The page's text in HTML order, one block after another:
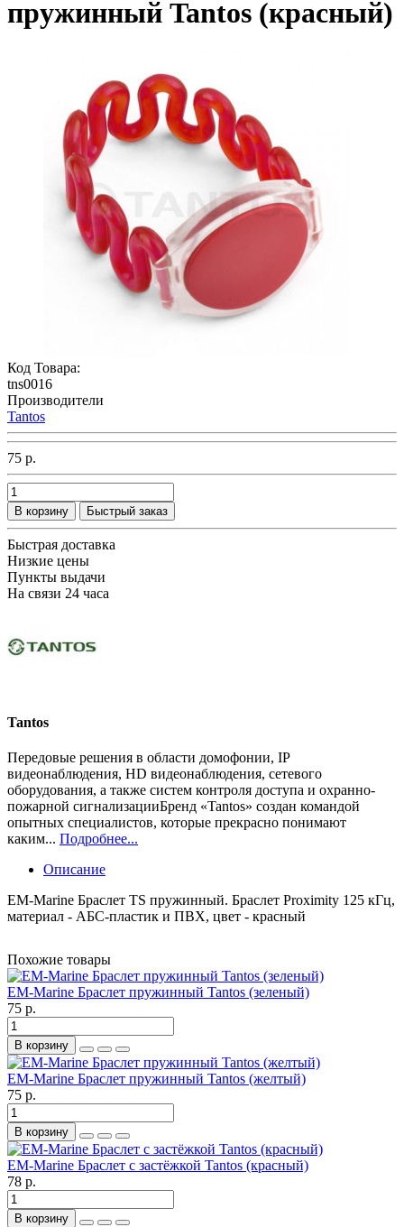
пружинный Tantos (красный)
Код Товара:
tns0016
Производители
Tantos
75 р.
В корзину Быстрый заказ
Быстрая доставка
Низкие цены
Пункты выдачи
На связи 24 часа
Tantos
Передовые решения в области домофонии, IP
видеонаблюдения, HD видеонаблюдения, сетевого
оборудования, а также систем контроля доступа и охранно-
пожарной сигнализацииБренд «Tantos» создан командой
опытных специалистов, которые прекрасно понимают
каким... Подробнее...
Описание
EM-Marine Браслет TS пружинный. Браслет Proximity 125 кГц,
материал - АБС-пластик и ПВХ, цвет - красный
Похожие товары
EM-Marine Браслет пружинный Tantos (зеленый)
75 р.
В корзину
EM-Marine Браслет пружинный Tantos (желтый)
75 р.
В корзину
EM-Marine Браслет с застёжкой Tantos (красный)
78 р.
В корзину